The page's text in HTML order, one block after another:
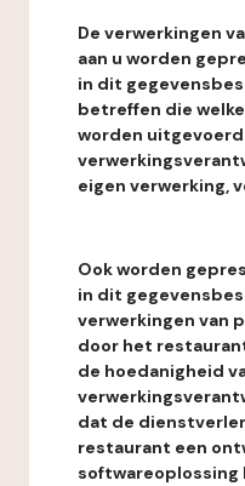
De verwerkingen
aan u worden
in dit
betreffen die
worden
eigen verwerking,
Ook worden
in dit
verwerkingen van
door het
de hoedanigheid
dat de
restaurant een
softwareoplossing